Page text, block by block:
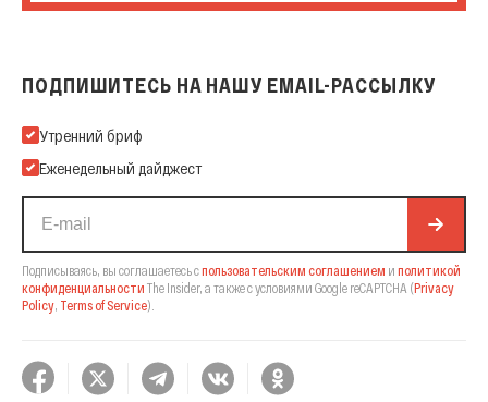
ПОДПИШИТЕСЬ НА НАШУ EMAIL-РАССЫЛКУ
Подпишитесь на нашу Email-рассылку
Утренний бриф
Еженедельный дайджест
Подписываясь, вы соглашаетесь спользовательским соглашением и политикой
конфиденциальности The Insider, а также с условиями Google reCAPTCHA (Privacy
Policy Terms of Service).